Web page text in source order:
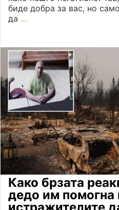
биде добра за вас, но
да …
Како брзата
дедо им помогна
истражителите